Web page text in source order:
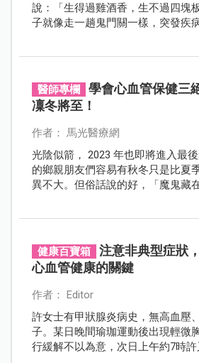
說：「生得過雞酒香，生不過四塊
子就像走一趟鬼門關一樣，突發疾
醫師專欄
學會心血管保健三
凜冬將至！
作者： 馬光醫療網
光陰似箭， 2023 年也即將進入最
的鄉親朋友們容易有秋冬只是比夏
異不大。但俗話說的好，「魔鬼藏
心臟負荷， 心血管疾病發作的風險
健康百寶箱
注意非典型症狀
心血管健康的關鍵
作者： Editor
許女士有甲狀腺炎病史，無高血壓
子。某日晚間瑜珈運動後出現輕微
行緩解不以為意，次日上午約7時許